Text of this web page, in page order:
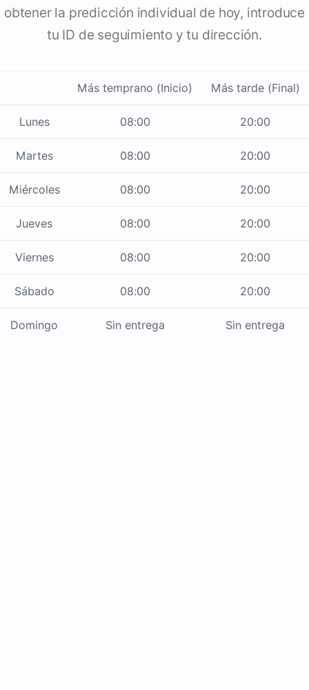
obtener la predicción individual de hoy, introduce
tu ID de seguimiento y tu dirección.
Más temprano (Inicio) Más tarde (Final)
Lunes 08:00 20:00
Martes 08:00 20:00
Miércoles 08:00 20:00
Jueves 08:00 20:00
Viernes 08:00 20:00
Sábado 08:00 20:00
Domingo Sin entrega Sin entrega